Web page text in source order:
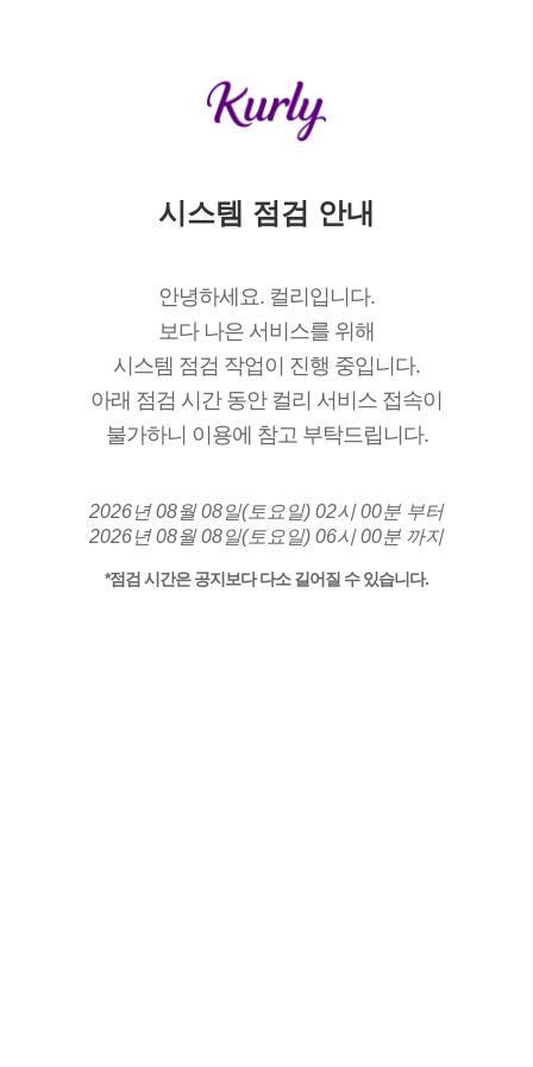
시스템 점검 안내
안녕하세요. 컬리입니다.
보다 나은 서비스를 위해
시스템 점검 작업이 진행 중입니다.
아래 점검 시간 동안 컬리 서비스 접속이
불가하니 이용에 참고 부탁드립니다.
2026년 08월 08일(토요일) 02시 00분 부터
2026년 08월 08일(토요일) 06시 00분 까지
*점검 시간은 공지보다 다소 길어질 수 있습니다.